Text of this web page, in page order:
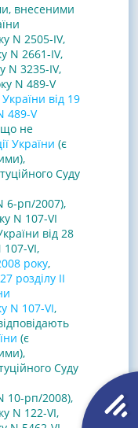
внесеними
N 2505-IV,
N 2661-IV,
N 3235-IV,
N 489-V
від 19
489-V
що не
України (є
Суду
6-рп/2007),
N 107-VI
від 28
107-VI,
року,
розділу II
N 107-VI,
(є
Суду
10-рп/2008),
N 122-VI,